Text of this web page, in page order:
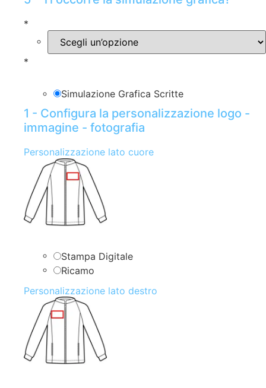
*
*
Simulazione Grafica Scritte
1 - Configura la personalizzazione logo -
immagine - fotografia
Personalizzazione lato cuore
Stampa Digitale
Ricamo
Personalizzazione lato destro